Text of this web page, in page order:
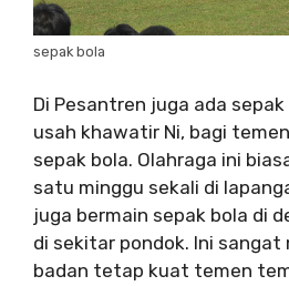
sepak bola
Di Pesantren juga ada
usah khawatir Ni, bagi
sepak bola. Olahraga ini
satu minggu sekali di
juga bermain sepak bola di
di sekitar pondok. Ini sangat
badan tetap kuat temen